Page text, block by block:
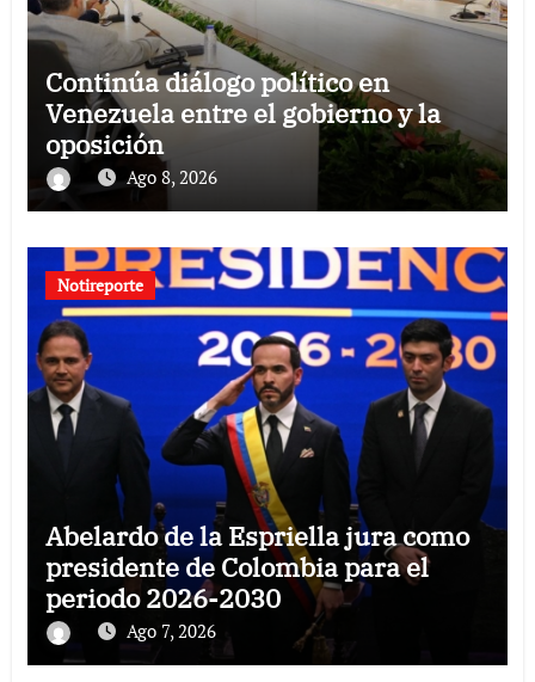
Continúa diálogo político en
Venezuela entre el gobierno y la
oposición
Ago 8, 2026
Notireporte
Abelardo de la Espriella jura como
presidente de Colombia para el
periodo 2026-2030
Ago 7, 2026